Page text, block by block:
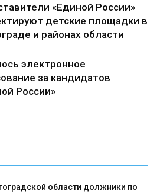
«Единой России»
детские площадки в
и районах области
электронное
за кандидатов
России»
области должники по